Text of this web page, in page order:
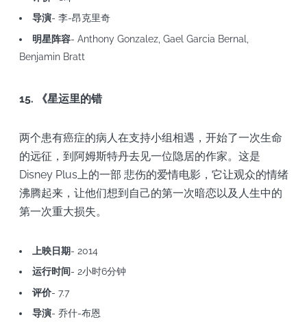
导演- 李-昂克里奇
明星阵容- Anthony Gonzalez, Gael Garcia Bernal,
Benjamin Bratt
15. 《星运里的错
两个患有癌症的病人在支持小组相遇，开始了一次生命
的远征，到阿姆斯特丹去见一位隐居的作家。这是
Disney Plus上的一部 悲伤的爱情电影，它让观众的情绪
沸腾起来，让他们想到自己的第一次暗恋以及人生中的
第一次重大损失。
上映日期- 2014
运行时间- 2小时6分钟
评价- 7.7
导演- 乔什-布恩